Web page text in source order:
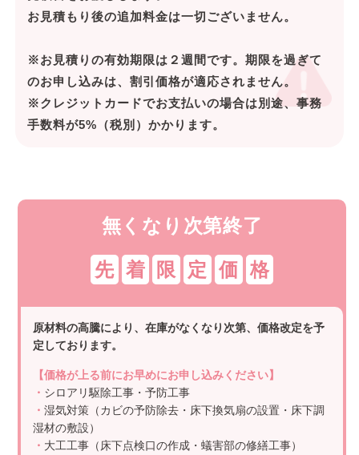
お見積もり後の追加料金は一切ございません。
※お見積りの有効期限は２週間です。期限を過ぎて
のお申し込みは、割引価格が適応されません。
※クレジットカードでお支払いの場合は別途、事務
手数料が5%（税別）かかります。
無くなり次第終了
先 着 限 定 価 格
原材料の高騰により、在庫がなくなり次第、価格改定を予
定しております。
【価格が上る前にお早めにお申し込みください】
・ シロアリ駆除工事・予防工事
・湿気対策（カビの予防除去・床下換気扇の設置・床下調
湿材の敷設）
・ 大工工事（床下点検口の作成・蟻害部の修繕工事）